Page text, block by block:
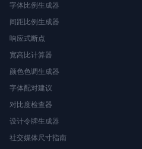
字体比例生成器
间距比例生成器
响应式断点
宽高比计算器
颜色色调生成器
字体配对建议
对比度检查器
设计令牌生成器
社交媒体尺寸指南